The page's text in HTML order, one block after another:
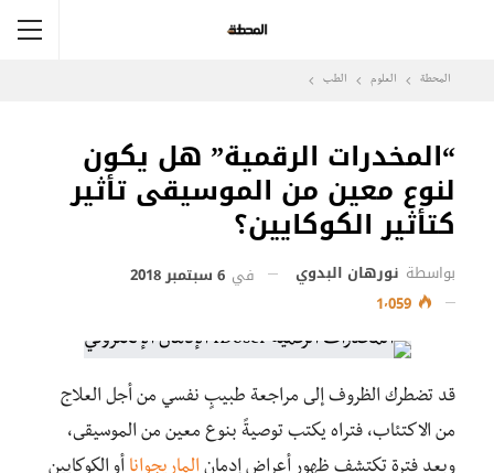
المحطة العلوم الطب
“المخدرات الرقمية” هل يكون
لنوع معين من الموسيقى تأثير
كتأثير الكوكايين؟
بواسطة نورهان البدوي في 6 سبتمبر 2018
قد تضطرك الظروف إلى مراجعة طبيبٍ نفسي من أجل العلاج
من الاكتئاب، فتراه يكتب توصيةً بنوع معين من الموسيقى،
وبعد فترة تكتشف ظهور أعراض إدمان الماريجوانا أو الكوكايين